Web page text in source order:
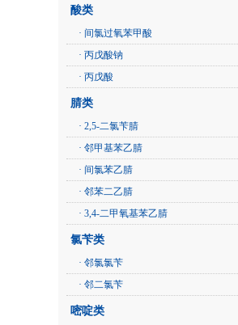
酸类
· 间氯过氧苯甲酸
· 丙戊酸钠
· 丙戊酸
腈类
· 2,5-二氯苄腈
· 邻甲基苯乙腈
· 间氯苯乙腈
· 邻苯二乙腈
· 3,4-二甲氧基苯乙腈
氯苄类
· 邻氯氯苄
· 邻二氯苄
嘧啶类